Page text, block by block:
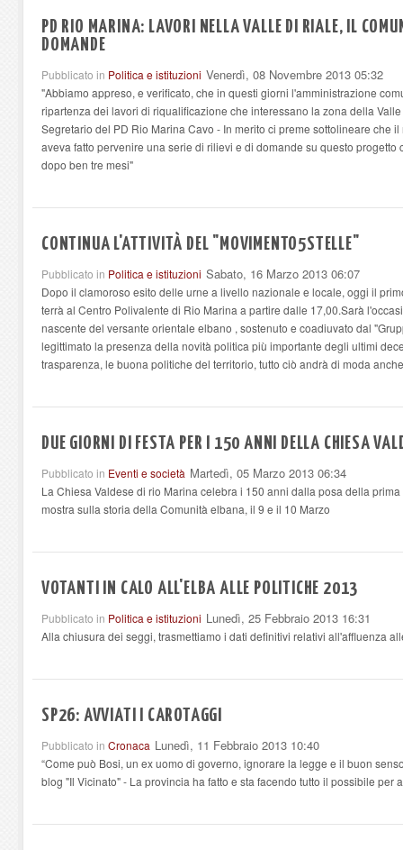
PD RIO MARINA: LAVORI NELLA VALLE DI RIALE, IL
DOMANDE
Pubblicato in Politica e istituzioni Venerdì, 08 Novembre 2013 05:32
"Abbiamo appreso, e verificato, che in questi giorni l'amministrazione
ripartenza dei lavori di riqualificazione che interessano la zona della
Segretario del PD Rio Marina Cavo - In merito ci preme sottolineare che
aveva fatto pervenire una serie di rilievi e di domande su questo
dopo ben tre mesi"
CONTINUA L'ATTIVITÀ DEL "MOVIMENTO5STELLE"
Pubblicato in Politica e istituzioni Sabato, 16 Marzo 2013 06:07
Dopo il clamoroso esito delle urne a livello nazionale e locale, oggi il
terrà al Centro Polivalente di Rio Marina a partire dalle 17,00.Sarà
nascente del versante orientale elbano , sostenuto e coadiuvato dal
legittimato la presenza della novità politica più importante degli ultimi
trasparenza, le buona politiche del territorio, tutto ciò andrà di moda
DUE GIORNI DI FESTA PER I 150 ANNI DELLA CHIESA
Pubblicato in Eventi e società Martedì, 05 Marzo 2013 06:34
La Chiesa Valdese di rio Marina celebra i 150 anni dalla posa della
mostra sulla storia della Comunità elbana, il 9 e il 10 Marzo
VOTANTI IN CALO ALL'ELBA ALLE POLITICHE 2013
Pubblicato in Politica e istituzioni Lunedì, 25 Febbraio 2013 16:31
Alla chiusura dei seggi, trasmettiamo i dati definitivi relativi all'affluenza
SP26: AVVIATI I CAROTAGGI
Pubblicato in Cronaca Lunedì, 11 Febbraio 2013 10:40
“Come può Bosi, un ex uomo di governo, ignorare la legge e il buon
blog "Il Vicinato" - La provincia ha fatto e sta facendo tutto il possibile per